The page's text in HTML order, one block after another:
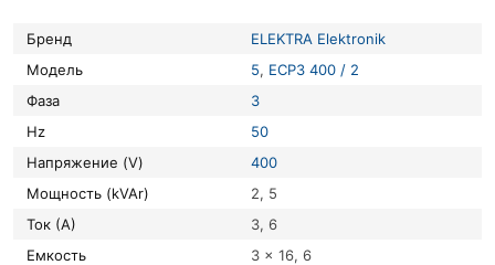
Бренд
ELEKTRA Elektronik
Модель
5, ECP3 400 / 2
Фаза
3
Hz
50
Напряжение (V)
400
Мощность (kVAr)
2, 5
Ток (А)
3, 6
Емкость
3 x 16, 6